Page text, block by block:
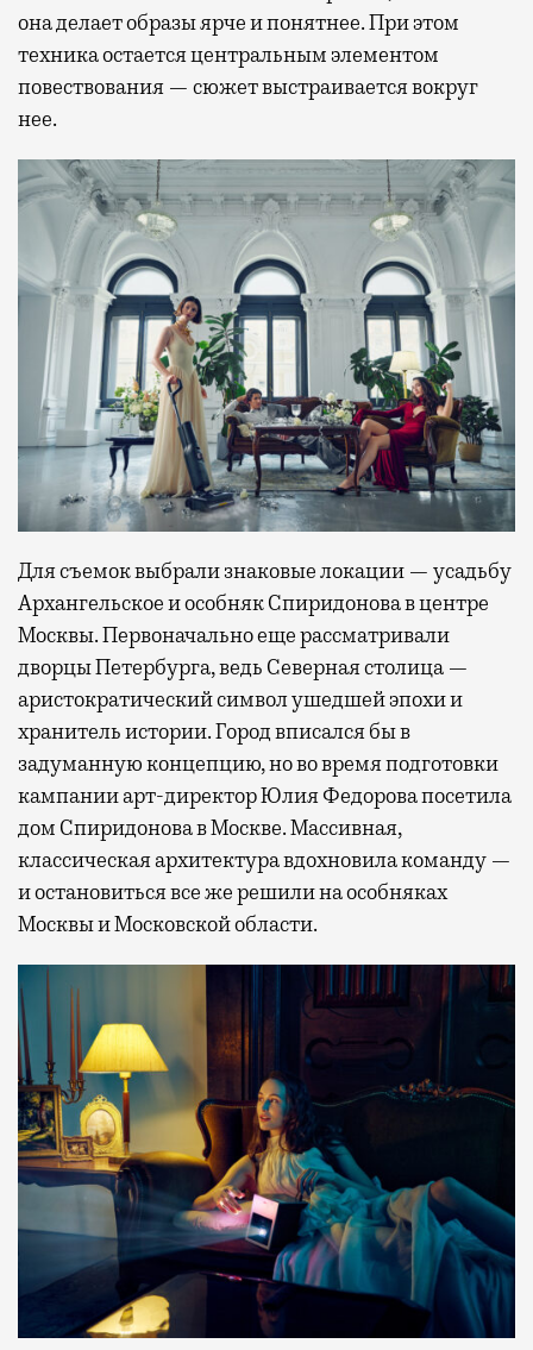
она делает образы ярче и понятнее. При этом
техника остается центральным элементом
повествования — сюжет выстраивается вокруг
нее.
Для съемок выбрали знаковые локации — усадьбу
Архангельское и особняк Спиридонова в центре
Москвы. Первоначально еще рассматривали
дворцы Петербурга, ведь Северная столица —
аристократический символ ушедшей эпохи и
хранитель истории. Город вписался бы в
задуманную концепцию, но во время подготовки
кампании арт-директор Юлия Федорова посетила
дом Спиридонова в Москве. Массивная,
классическая архитектура вдохновила команду —
и остановиться все же решили на особняках
Москвы и Московской области.